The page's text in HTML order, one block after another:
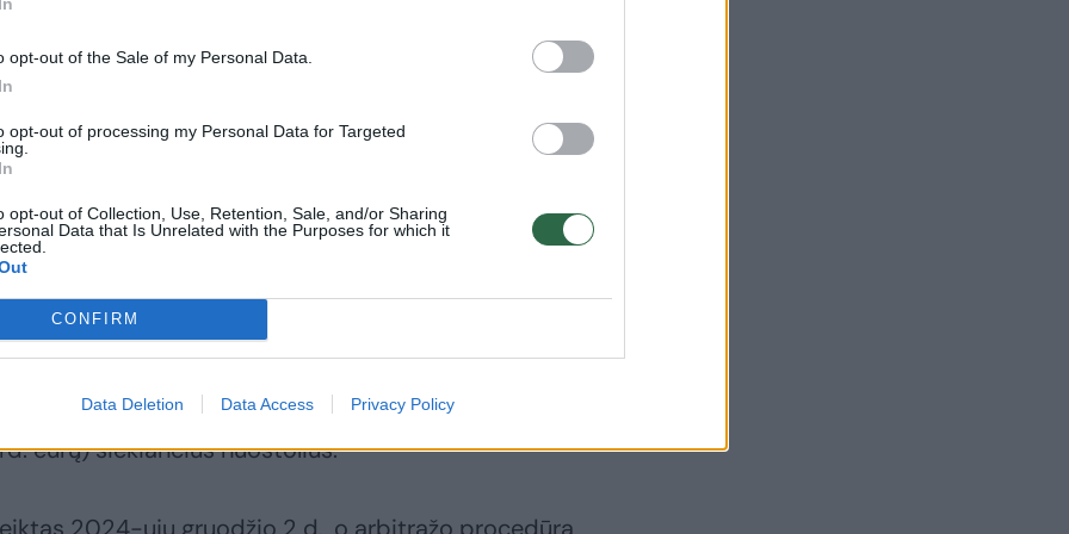
opt-out of the Sale of my Personal Data.
opt-out of processing my Personal Data for Targeted
opt-out of Collection, Use, Retention, Sale, and/or Sharing
Data that Is Unrelated with the Purposes for which it
CONFIRM
Data Deletion Data Access Privacy Policy
Eugenijus Sabutis teigė situacijos komentuoti kol
yra visiškai teisinė – komentuoti galėsime tik tą
Šiuo atveju komentuoti neturiu teisės (…) tam,
teisinių veiksmų“, – žurnalistams teigė
arbitražo teismas (angl. Permanent Court of
iš Lietuvos siekia prisiteisti daugiau nei 12
eurų) siekiančius nuostolius.
2024-ųjų gruodžio 2 d., o arbitražo procedūrą